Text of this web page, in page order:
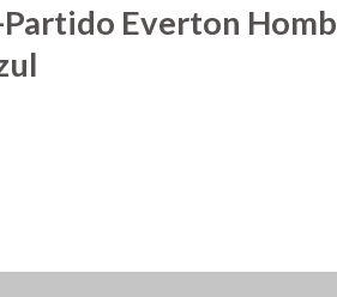
Everton